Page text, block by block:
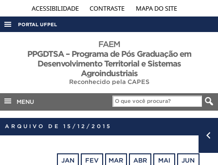
ACESSIBILIDADE CONTRASTE MAPA DO SITE
PORTAL UFPEL
AUDITORIA
INTERNACIONAL
FAEM
PPGDTSA – Programa de Pós Graduação em
Desenvolvimento Territorial e Sistemas
Agroindustriais
Reconhecido pela CAPES
MENU
ARQUIVO DE 15/12/2015
JAN FEV MAR ABR MAI JUN